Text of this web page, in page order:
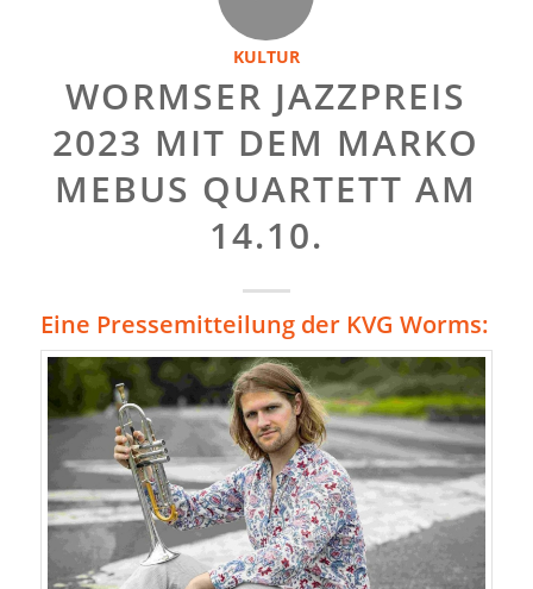
KULTUR
WORMSER JAZZPREIS
2023 MIT DEM MARKO
MEBUS QUARTETT AM
14.10.
Eine Pressemitteilung der KVG Worms: